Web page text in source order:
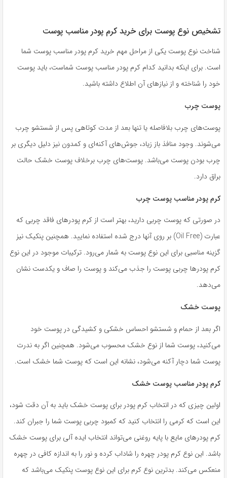
تشخیص نوع پوست برای خرید کرم پودر مناسب پوست
شناخت نوع پوست یکی از مراحل مهم خرید کرم پودر مناسب پوست شما
است. برای اینکه بدانید کدام کرم پودر مناسب پوست شماست، باید پوست
خود را شناخته و از نیاز‌های آن اطلاع داشته باشید.
پوست چرب
پوست‌های چرب بلافاصله یا تنها بعد از مدت کوتاهی پس از شستشو چرب
می‌شوند. وجود منافذ باز زیاد، جوش‌های آکنه‌ای و کمدون نیز دلیل دیگری بر
چرب بودن پوست می‌باشد. پوست‌های چرب برخلاف پوست خشک حالت
براق دارد.
کرم پودر مناسب پوست چرب
در صورتی که پوست چربی دارید، بهتر است از کرم پودر‌های فاقد چربی که
عبارت (Oil Free) بر روی آنها درج شده استفاده نمایید. همچنین پنکیک نیز
گزینه مناسبی برای این نوع پوست به شمار می‌رود. ترکیبات موجود در این نوع
کرم پودر‌ها چربی پوست را جذب می‌کند و پوست را صاف و یکدست نشان
می‌دهد.
پوست خشک
اگر بعد از حمام و شستشو احساس خشکی و کشیدگی در پوست خود
می‌کنید، پوست شما از نوع خشک محسوب می‌شود. همچنین اگر به ندرت
پوست شما دچار آکنه می‌شود، نشانه این است که پوست شما خشک است.
کرم پودر مناسب پوست خشک
اولین چیزی که در انتخاب کرم پودر برای پوست خشک باید به آن دقت شود،
این است که کرمی را انتخاب کنید که کمبود چربی پوست شما را جبران کند.
کرم پودر‌های مایع با پایه روغنی می‌تواند انتخاب ایده آلی برای پوست خشک
باشد. این نوع کرم پودر چهره را شاداب کرده و نور را به اندازه کافی در چهره
منعکس می‌کند. بدترین نوع کرم برای این نوع پوست پنکیک می‌باشد که